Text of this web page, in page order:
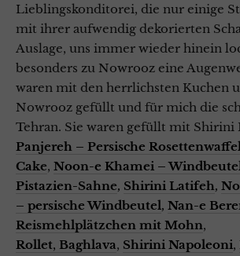
Lieblingskonditorei, die nur einige
mit ihrer aufwendig dekorierten
Auslage, uns immer wieder hinein
besonders zu Nowrooz eine
waren mit den herrlichsten Kuchen
Nowrooz gefüllt und für mich die
Tehran. Sie waren gefüllt mit Shirini
Panjereh – Persische
Cake, Noon-e Khamei –
Pistazien-Sahne, Shirini Latifeh,
– persische Windbeutel, Nan-e
Reismehlplätzchen mit Mohn,
Rollet, Baghlava, Shirini Napoleoni,